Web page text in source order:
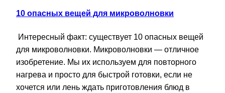
10 опасных вещей для микроволновки
Интересный факт: существует 10 опасных вещей
для микроволновки. Микроволновки — отличное
изобретение. Мы их используем для повторного
нагрева и просто для быстрой готовки, если не
хочется или лень ждать приготовления блюд в